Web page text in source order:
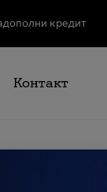
кредит
Контакт